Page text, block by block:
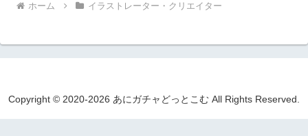
ホーム イラストレーター・クリエイター
Copyright © 2020-2026 あにガチャどっとこむ All Rights Reserved.